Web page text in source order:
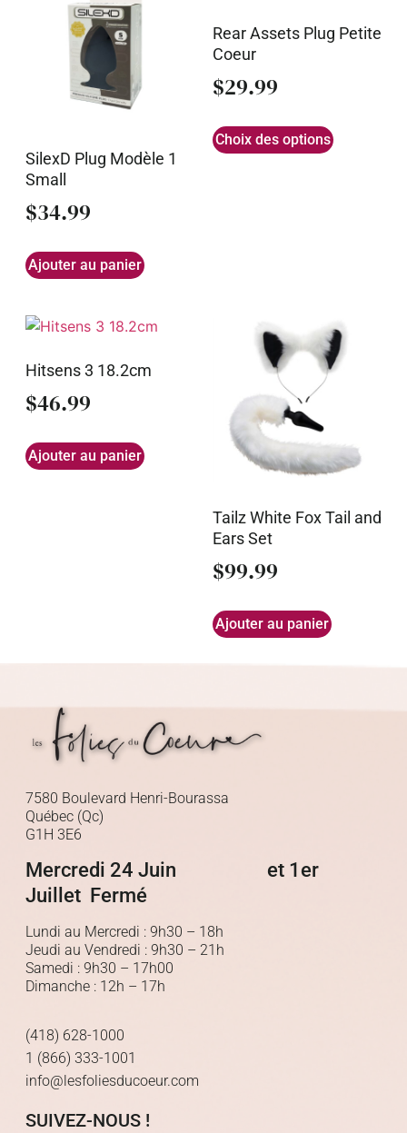
SilexD Plug Modèle 1
Small
$34.99
Ajouter au panier
Rear Assets Plug Petite
Coeur
$29.99
Choix des options
Hitsens 3 18.2cm
$46.99
Ajouter au panier
Tailz White Fox Tail and
Ears Set
$99.99
Ajouter au panier
7580 Boulevard Henri-Bourassa
Québec (Qc)
G1H 3E6
Mercredi 24 Juin et 1er
Juillet Fermé
Lundi au Mercredi : 9h30 – 18h
Jeudi au Vendredi : 9h30 – 21h
Samedi : 9h30 – 17h00
Dimanche : 12h – 17h
(418) 628-1000
1 (866) 333-1001
info@lesfoliesducoeur.com
SUIVEZ-NOUS !